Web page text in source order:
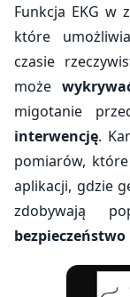
Funkcja EKG w
które
czasie
może
migotanie
interwencję.
pomiarów,
aplikacji, gdzie
zdobywają
bezpieczeństwo